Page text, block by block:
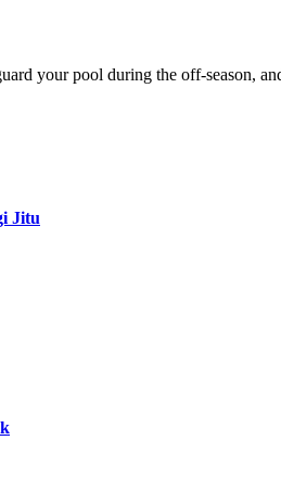
your pool during the off-season,
Jitu